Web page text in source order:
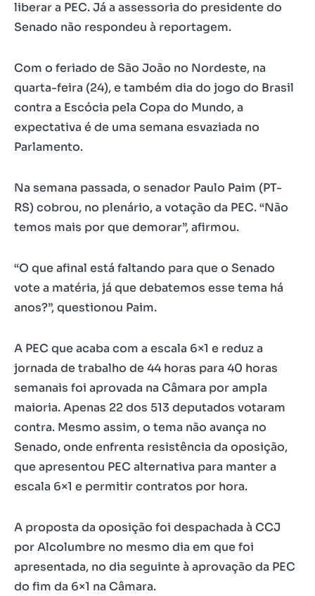
liberar a PEC. Já a assessoria do presidente do
Senado não respondeu à reportagem.
Com o feriado de São João no Nordeste, na
quarta-feira (24), e também dia do jogo do Brasil
contra a Escócia pela Copa do Mundo, a
expectativa é de uma semana esvaziada no
Parlamento.
Na semana passada, o senador Paulo Paim (PT-
RS) cobrou, no plenário, a votação da PEC. “Não
temos mais por que demorar”, afirmou.
“O que afinal está faltando para que o Senado
vote a matéria, já que debatemos esse tema há
anos?”, questionou Paim.
A PEC que acaba com a escala 6×1 e reduz a
jornada de trabalho de 44 horas para 40 horas
semanais foi aprovada na Câmara por ampla
maioria. Apenas 22 dos 513 deputados votaram
contra. Mesmo assim, o tema não avança no
Senado, onde enfrenta resistência da oposição,
que apresentou PEC alternativa para manter a
escala 6×1 e permitir contratos por hora.
A proposta da oposição foi despachada à CCJ
por Alcolumbre no mesmo dia em que foi
apresentada, no dia seguinte à aprovação da PEC
do fim da 6×1 na Câmara.